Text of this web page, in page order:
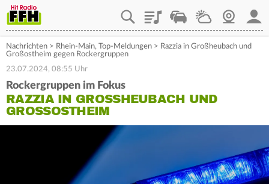
PlaylistStaupilotWetterWebcam
Nachrichten > Rhein-Main, Top-Meldungen > Razzia in Großheubach und
Großostheim gegen Rockergruppen
23.07.2024, 08:55 Uhr
Rockergruppen im Fokus
RAZZIA IN GROSSHEUBACH UND G
ROSSOSTHEIM